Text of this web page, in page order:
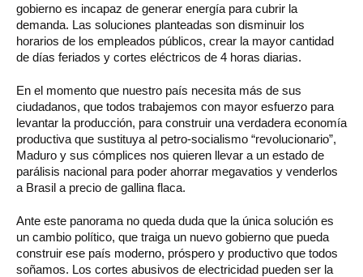
gobierno es incapaz de generar energía para cubrir la
demanda. Las soluciones planteadas son disminuir los
horarios de los empleados públicos, crear la mayor cantidad
de días feriados y cortes eléctricos de 4 horas diarias.
En el momento que nuestro país necesita más de sus
ciudadanos, que todos trabajemos con mayor esfuerzo para
levantar la producción, para construir una verdadera economía
productiva que sustituya al petro-socialismo “revolucionario”,
Maduro y sus cómplices nos quieren llevar a un estado de
parálisis nacional para poder ahorrar megavatios y venderlos
a Brasil a precio de gallina flaca.
Ante este panorama no queda duda que la única solución es
un cambio político, que traiga un nuevo gobierno que pueda
construir ese país moderno, próspero y productivo que todos
soñamos. Los cortes abusivos de electricidad pueden ser la